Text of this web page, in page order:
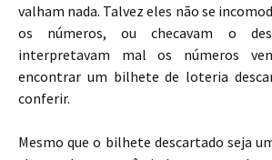
valham nada. Talvez eles não se
os números, ou checavam o
interpretavam mal os números
encontrar um bilhete de loteria
conferir.
Mesmo que o bilhete descartado seja